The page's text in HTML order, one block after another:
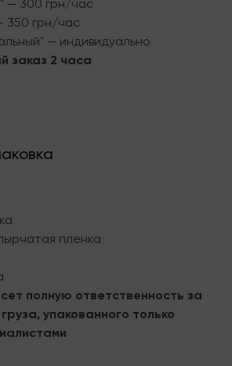
— 300 грн/час
350 грн/час
— индивидуально
заказ 2 часа
пленка
полную ответственность за
упакованного только